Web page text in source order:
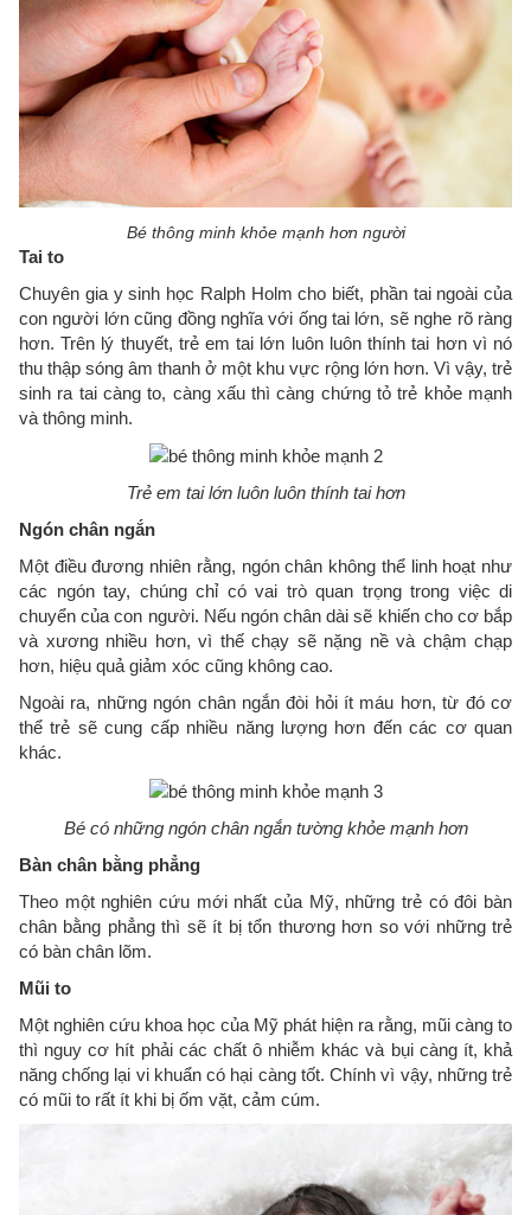
Bé thông minh khỏe mạnh hơn người
Tai to
Chuyên gia y sinh học Ralph Holm cho biết, phần tai ngoài của
con người lớn cũng đồng nghĩa với ống tai lớn, sẽ nghe rõ ràng
hơn. Trên lý thuyết, trẻ em tai lớn luôn luôn thính tai hơn vì nó
thu thập sóng âm thanh ở một khu vực rộng lớn hơn. Vì vậy, trẻ
sinh ra tai càng to, càng xấu thì càng chứng tỏ trẻ khỏe mạnh
và thông minh.
Trẻ em tai lớn luôn luôn thính tai hơn
Ngón chân ngắn
Một điều đương nhiên rằng, ngón chân không thể linh hoạt như
các ngón tay, chúng chỉ có vai trò quan trọng trong việc di
chuyển của con người. Nếu ngón chân dài sẽ khiến cho cơ bắp
và xương nhiều hơn, vì thế chạy sẽ nặng nề và chậm chạp
hơn, hiệu quả giảm xóc cũng không cao.
Ngoài ra, những ngón chân ngắn đòi hỏi ít máu hơn, từ đó cơ
thể trẻ sẽ cung cấp nhiều năng lượng hơn đến các cơ quan
khác.
Bé có những ngón chân ngắn tường khỏe mạnh hơn
Bàn chân bằng phẳng
Theo một nghiên cứu mới nhất của Mỹ, những trẻ có đôi bàn
chân bằng phẳng thì sẽ ít bị tổn thương hơn so với những trẻ
có bàn chân lõm.
Mũi to
Một nghiên cứu khoa học của Mỹ phát hiện ra rằng, mũi càng to
thì nguy cơ hít phải các chất ô nhiễm khác và bụi càng ít, khả
năng chống lại vi khuẩn có hại càng tốt. Chính vì vậy, những trẻ
có mũi to rất ít khi bị ốm vặt, cảm cúm.